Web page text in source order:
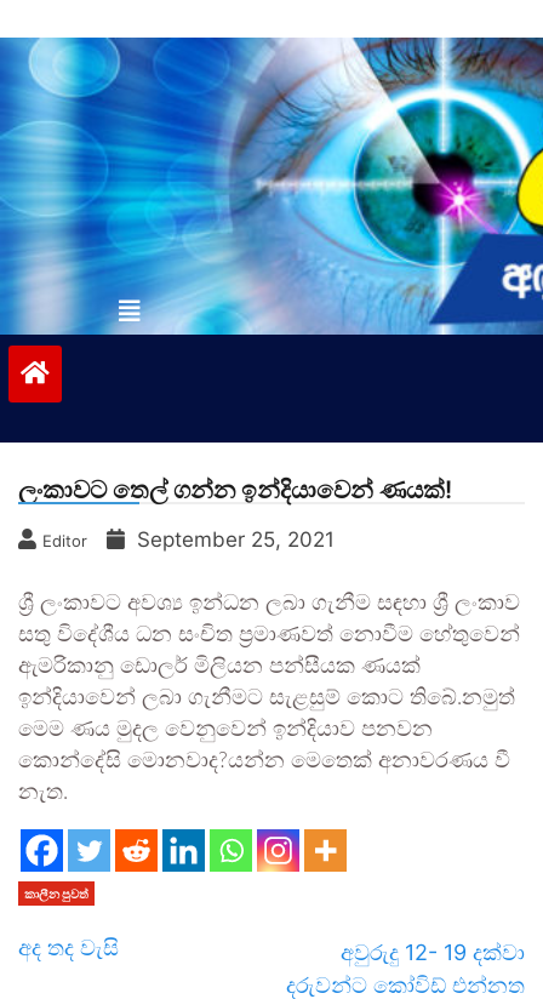
to
contentvinivida.lk
ලංකාවට තෙල් ගන්න ඉන්දියාවෙන් ණයක්!
Editor September 25, 2021
ශ්‍රී ලංකාවට අවශ්‍ය ඉන්ධන ලබා ගැනීම සඳහා ශ්‍රී ලංකාව
සතු විදේශීය ධන සංචිත ප්‍රමාණවත් නොවීම හේතුවෙන්
ඇමරිකානු ඩොලර් මිලියන පන්සීයක ණයක්
ඉන්දියාවෙන් ලබා ගැනීමට සැළසුම් කොට තිබේ.නමුත්
මෙම ණය මුදල වෙනුවෙන් ඉන්දියාව පනවන
කොන්දේසි මොනවාද?යන්න මෙතෙක් අනාවරණය වී
නැත.
කාලීන පුවත්
අද තද වැසි
අවුරුදු 12- 19 දක්වා
දරුවන්ට කෝවිඩ් එන්නත